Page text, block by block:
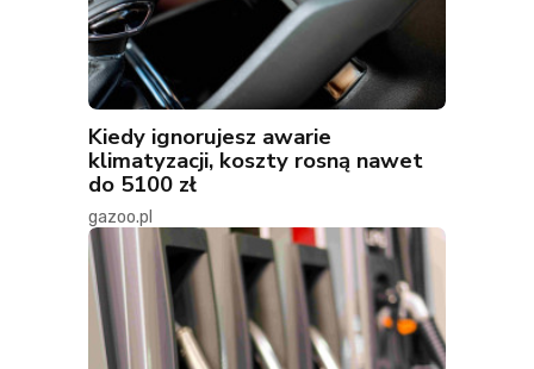
Kiedy ignorujesz awarie
klimatyzacji, koszty rosną nawet
do 5100 zł
gazoo.pl